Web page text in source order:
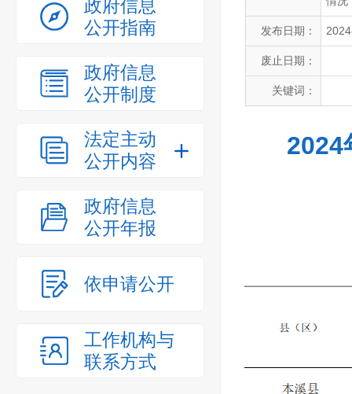
政府信息
公开指南
政府信息
公开制度
法定主动
公开内容
政府信息
公开年报
依申请公开
工作机构与
联系方式
发布日期：
废止日期：
关键词：
2024